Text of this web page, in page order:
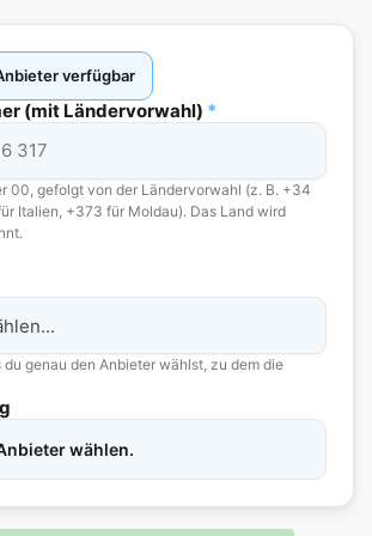
verfügbar
(mit Ländervorwahl) *
00, gefolgt von der Ländervorwahl (z. B. +34
Italien, +373 für Moldau). Das Land wird
du genau den Anbieter wählst, zu dem die
wählen.